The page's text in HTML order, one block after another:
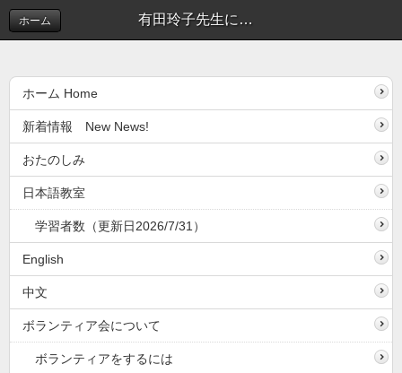
有田玲子先生によるWeekly Jの勉強会 | 新着情報(しんちゃくじょうほう）
ホーム
ホーム Home
新着情報 New News!
おたのしみ
日本語教室
学習者数（更新日2026/7/31）
English
中文
ボランティア会について
ボランティアをするには